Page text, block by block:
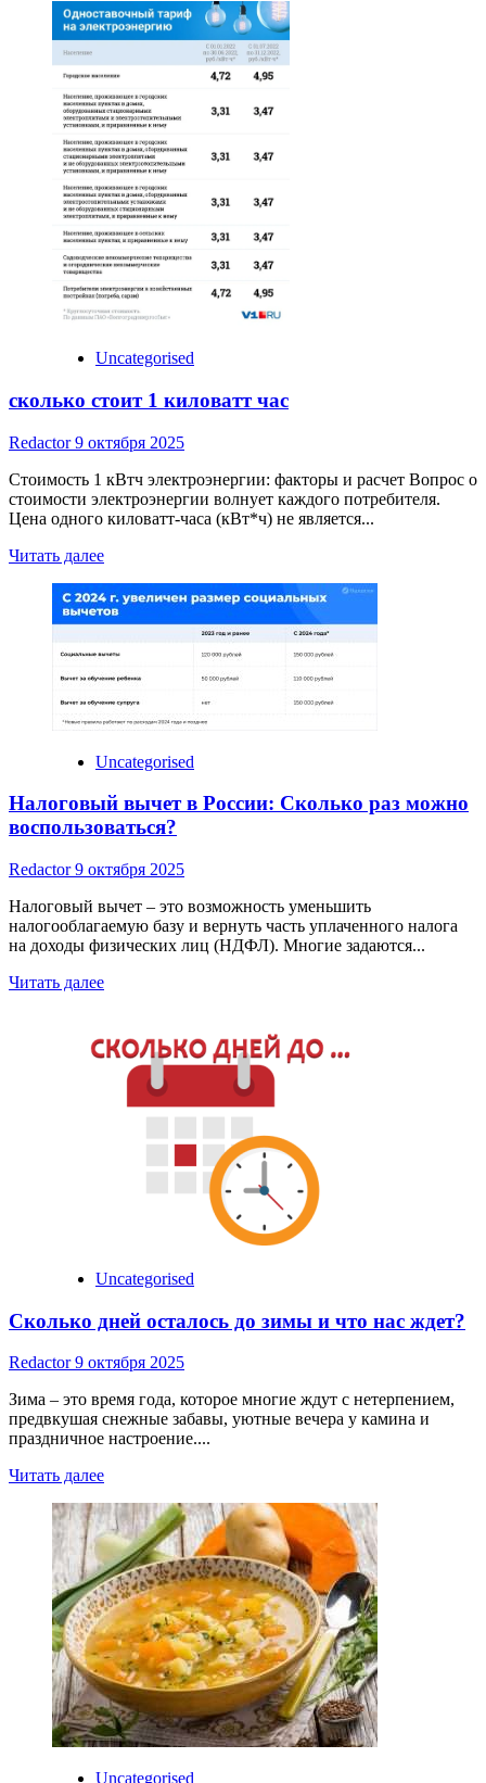
about
Микрокредиты
России:
обзор
Uncategorised
сколько стоит 1 киловатт час
Redactor9 октября 2025
Стоимость 1 кВтч электроэнергии: факторы и расчет Вопрос о
стоимости электроэнергии волнует каждого потребителя.
Цена одного киловатт-часа (кВт*ч) не является...
Читать далееRead
about
сколько
1
киловатт
Uncategorised
Налоговый вычет в России: Сколько раз можно
воспользоваться?
Redactor9 октября 2025
Налоговый вычет – это возможность уменьшить
налогооблагаемую базу и вернуть часть уплаченного налога
на доходы физических лиц (НДФЛ). Многие задаются...
Читать далееRead
Налоговый
вычет
России:
Сколько
воспользоваться?
Uncategorised
Сколько дней осталось до зимы и что нас ждет?
Redactor9 октября 2025
Зима – это время года, которое многие ждут с нетерпением,
предвкушая снежные забавы, уютные вечера у камина и
праздничное настроение....
Читать далееRead
about
Сколько
дней
осталось
до
зимы
и
что
нас
ждет?
Uncategorised